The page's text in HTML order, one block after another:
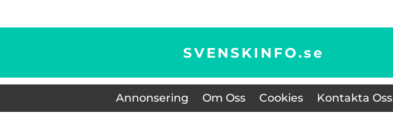
SVENSKINFO.se
Annonsering Om Oss Cookies Kontakta Oss